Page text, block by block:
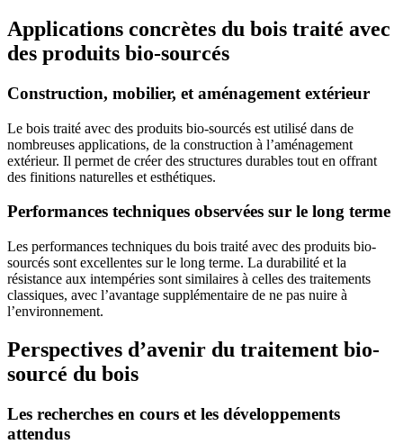
Applications concrètes du bois traité avec
des produits bio-sourcés
Construction, mobilier, et aménagement extérieur
Le bois traité avec des produits bio-sourcés est utilisé dans de
nombreuses applications, de la construction à l’aménagement
extérieur. Il permet de créer des structures durables tout en offrant
des finitions naturelles et esthétiques.
Performances techniques observées sur le long terme
Les performances techniques du bois traité avec des produits bio-
sourcés sont excellentes sur le long terme. La durabilité et la
résistance aux intempéries sont similaires à celles des traitements
classiques, avec l’avantage supplémentaire de ne pas nuire à
l’environnement.
Perspectives d’avenir du traitement bio-
sourcé du bois
Les recherches en cours et les développements
attendus